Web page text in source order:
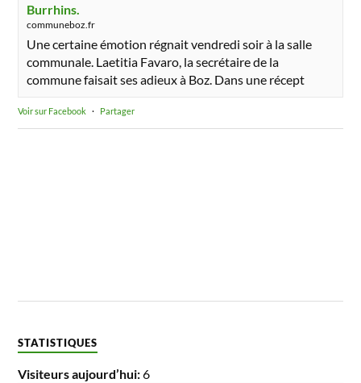
Burrhins.
communeboz.fr
Une certaine émotion régnait vendredi soir à la salle
communale. Laetitia Favaro, la secrétaire de la
commune faisait ses adieux à Boz. Dans une récept
Voir sur Facebook · Partager
STATISTIQUES
Visiteurs aujourd’hui:6